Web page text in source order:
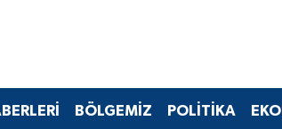
BÖLGEMİZ POLİTİKA